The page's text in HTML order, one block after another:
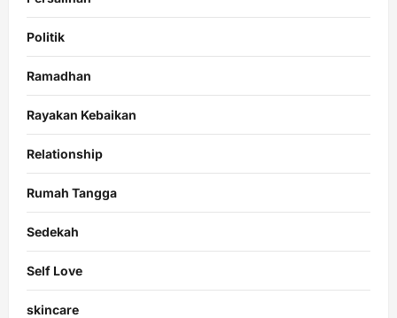
Politik
Ramadhan
Rayakan Kebaikan
Relationship
Rumah Tangga
Sedekah
Self Love
skincare